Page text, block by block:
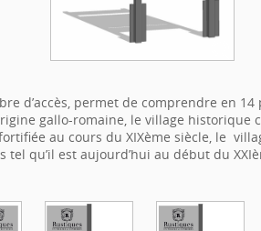
d’accès, permet de comprendre en
gallo-romaine, le village historique
au cours du XIXème siècle, le
qu’il est aujourd’hui au début du